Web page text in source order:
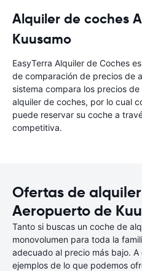
Alquiler de coches
Kuusamo
EasyTerra Alquiler de Coches
de comparación de precios de
sistema compara los precios
alquiler de coches, por lo cual
puede reservar su coche a
competitiva.
Ofertas de
Aeropuerto de
Tanto si buscas un coche de
monovolumen para toda la
adecuado al precio más bajo.
ejemplos de lo que podemos